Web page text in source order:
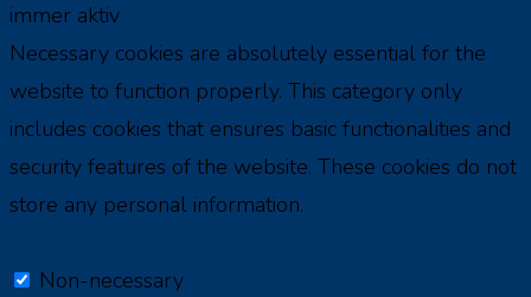
immer aktiv
Necessary cookies are absolutely essential for the
website to function properly. This category only
includes cookies that ensures basic functionalities and
security features of the website. These cookies do not
store any personal information.
Non-necessary